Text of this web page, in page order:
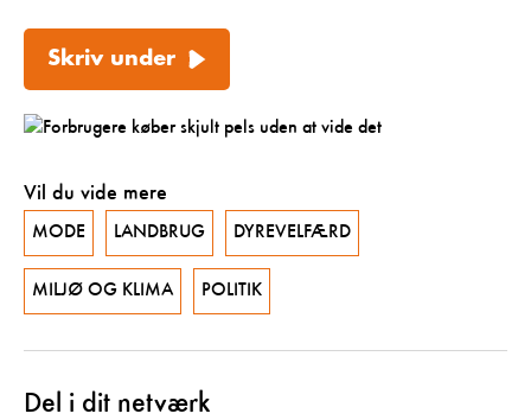
Skriv under
Vil du vide mere
MODE LANDBRUG DYREVELFÆRD
MILJØ OG KLIMA POLITIK
Del i dit netværk